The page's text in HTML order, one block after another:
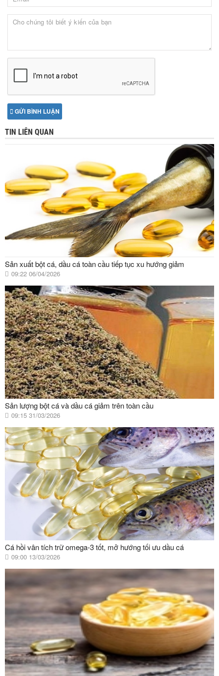
GỬI BÌNH LUẬN
TIN LIÊN QUAN
Sản xuất bột cá, dầu cá toàn cầu tiếp tục xu hướng giảm
09:22 06/04/2026
Sản lượng bột cá và dầu cá giảm trên toàn cầu
09:15 31/03/2026
Cá hồi vân tích trữ omega-3 tốt, mở hướng tối ưu dầu cá
09:00 13/03/2026